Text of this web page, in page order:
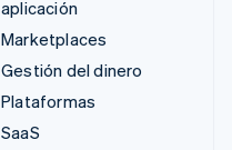
aplicación
Marketplaces
Gestión del dinero
Plataformas
SaaS